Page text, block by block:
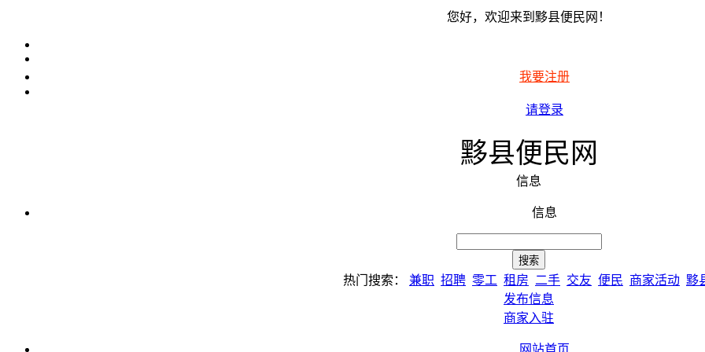
您好，欢迎来到黟县便民网！
我要注册
请登录
黟县便民网
信息
信息
热门搜索： 兼职 招聘 零工 租房 二手 交友 便民 商家活动 黟
发布信息
商家入驻
网站首页